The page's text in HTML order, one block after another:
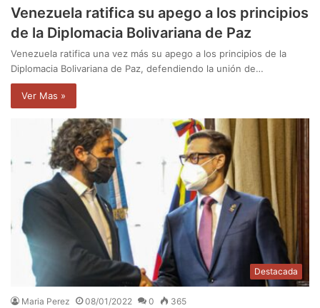
Venezuela ratifica su apego a los principios
de la Diplomacia Bolivariana de Paz
Venezuela ratifica una vez más su apego a los principios de la
Diplomacia Bolivariana de Paz, defendiendo la unión de…
Ver Mas »
Destacada
Maria Perez 08/01/2022 0 365